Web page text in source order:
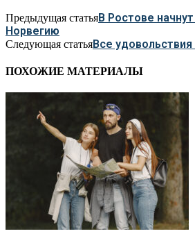
Предыдущая статьяВ Ростове
Норвегию
Следующая статьяВсе удовольствия
ПОХОЖИЕ МАТЕРИАЛЫ